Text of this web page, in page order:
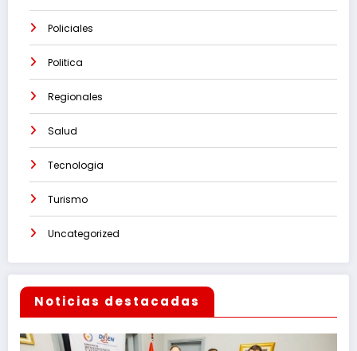
Policiales
Politica
Regionales
Salud
Tecnologia
Turismo
Uncategorized
Noticias destacadas